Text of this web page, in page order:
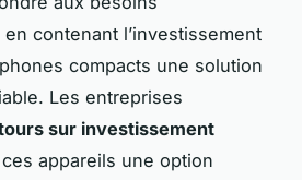
contenant l’investissement
compacts une solution
Les entreprises
sur investissement
appareils une option